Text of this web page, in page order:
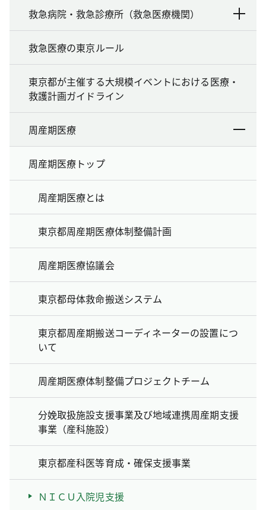
救急病院・救急診療所（救急医療機関）
救急医療の東京ルール
東京都が主催する大規模イベントにおける医療・
救護計画ガイドライン
周産期医療
周産期医療トップ
周産期医療とは
東京都周産期医療体制整備計画
周産期医療協議会
東京都母体救命搬送システム
東京都周産期搬送コーディネーターの設置につ
いて
周産期医療体制整備プロジェクトチーム
分娩取扱施設支援事業及び地域連携周産期支援
事業（産科施設）
東京都産科医等育成‧確保支援事業
ＮＩＣＵ入院児支援